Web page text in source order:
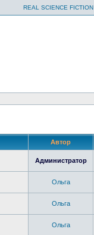
REAL SCIENCE FICTION
Автор
Администратор
Ольга
Ольга
Ольга